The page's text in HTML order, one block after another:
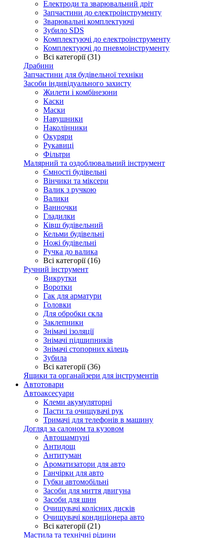
Електроди та зварювальний дріт
Запчастини до електроінструменту
Зварювальні комплектуючі
Зубило SDS
Комплектуючі до електроінструменту
Комплектуючі до пневмоінструменту
Всі категорії (31)
Драбини
Запчастини для будівельної техніки
Засоби індивідуального захисту
Жилети і комбінезони
Каски
Маски
Навушники
Наколінники
Окуряри
Рукавиці
Фільтри
Малярний та оздоблювальний інструмент
Ємності будівельні
Вінчики та міксери
Валик з ручкою
Валики
Ванночки
Гладилки
Ківш будівельний
Кельми будівельні
Ножі будівельні
Ручка до валика
Всі категорії (16)
Ручний інструмент
Викрутки
Воротки
Гак для арматури
Головки
Для обробки скла
Заклепники
Знімачі ізоляції
Знімачі підшипників
Знімачі стопорних кілець
Зубила
Всі категорії (36)
Ящики та органайзери для інструментів
Автотовари
Автоаксесуари
Клеми акумуляторні
Пасти та очищувачі рук
Тримачі для телефонів в машину
Догляд за салоном та кузовом
Автошампуні
Антидощ
Антитуман
Ароматизатори для авто
Ганчірки для авто
Губки автомобільні
Засоби для миття двигуна
Засоби для шин
Очищувачі колісних дисків
Очищувачі кондиціонера авто
Всі категорії (21)
Мастила та технічні рідини